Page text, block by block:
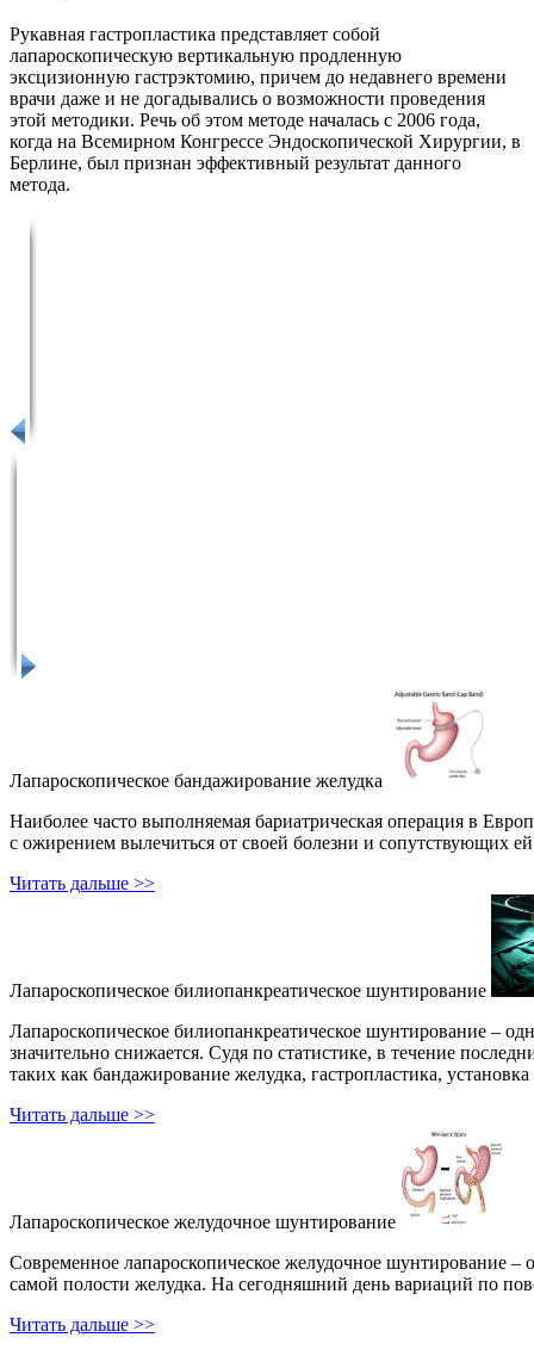
Рукавная гастропластика представляет собой
лапароскопическую вертикальную продленную
эксцизионную гастрэктомию, причем до недавнего времени
врачи даже и не догадывались о возможности проведения
этой методики. Речь об этом методе началась с 2006 года,
когда на Всемирном Конгрессе Эндоскопической Хирургии, в
Берлине, был признан эффективный результат данного
метода.
Лапароскопическое бандажирование желудка
Наиболее часто выполняемая бариатрическая операция в
с ожирением вылечиться от своей болезни и сопутствующих
Читать дальше >>
Лапароскопическое билиопанкреатическое шунтирование
Лапароскопическое билиопанкреатическое шунтирование –
значительно снижается. Судя по статистике, в течение
таких как бандажирование желудка, гастропластика,
Читать дальше >>
Лапароскопическое желудочное шунтирование
Современное лапароскопическое желудочное шунтирование –
самой полости желудка. На сегодняшний день вариаций по
Читать дальше >>